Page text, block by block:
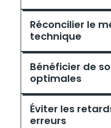
Réconcilier le
technique
Bénéficier de
optimales
Éviter les
erreurs